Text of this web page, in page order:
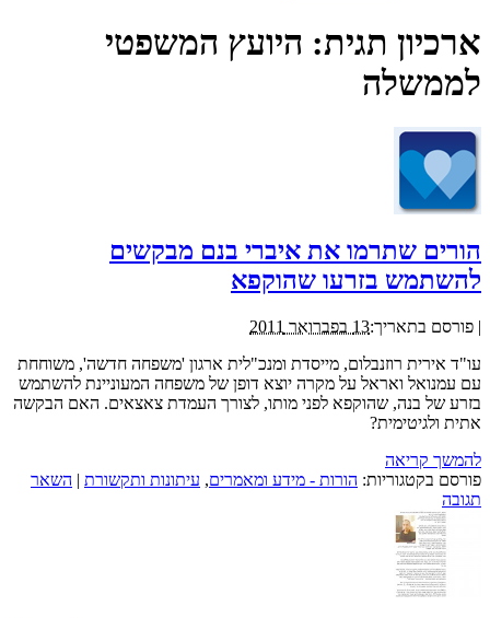
ארכיון תגית: היועץ המשפטי
לממשלה
הורים שתרמו את איברי בנם מבקשים
להשתמש בזרעו שהוקפא
| פורסם בתאריך:13 בפברואר 2011
עו"ד אירית רוזנבלום, מייסדת ומנכ"לית ארגון 'משפחה חדשה', משוחחת
עם עמנואל ואראל על מקרה יוצא דופן של משפחה המעוניינת להשתמש
בזרע של בנה, שהוקפא לפני מותו, לצורך העמדת צאצאים. האם הבקשה
אתית ולגיטימית?
להמשך קריאה
פורסם בקטגוריות: הורות - מידע ומאמרים, עיתונות ותקשורת | השאר
תגובה